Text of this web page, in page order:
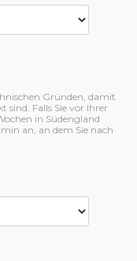
Gründen, damit
sind. Falls Sie vor Ihrer
in Südengland
an, an dem Sie nach